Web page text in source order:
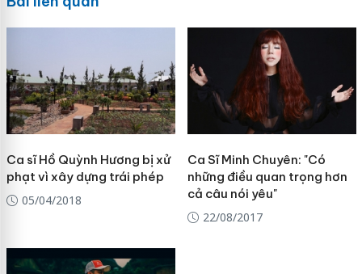
Ca sĩ Hồ Quỳnh Hương bị xử
phạt vì xây dựng trái phép
05/04/2018
Ca Sĩ Minh Chuyên: "Có
những điều quan trọng hơn
cả câu nói yêu"
22/08/2017